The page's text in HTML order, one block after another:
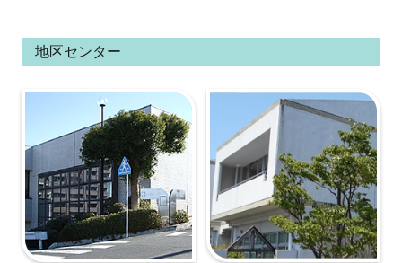
地区センター